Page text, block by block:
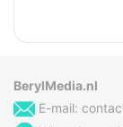
BerylMedia.nl
E-mail: